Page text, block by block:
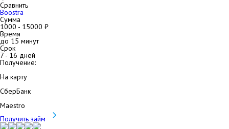
Сравнить
Boostra
Сумма
1000 - 15000 ₽
Время
до 15 минут
Срок
7- 16 дней
Получение:
На карту
СберБанк
Maestro
Получить займ